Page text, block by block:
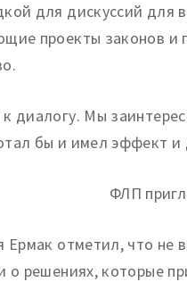
для дискуссий для
проекты законов и
диалогу. Мы
бы и имел эффект
Ермак отметил, что не
о решениях, которые